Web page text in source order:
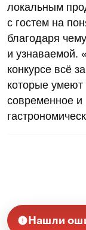
локальным
с гостем на
благодаря
и узнаваемой.
конкурсе всё
которые умеют
современное
Нашли